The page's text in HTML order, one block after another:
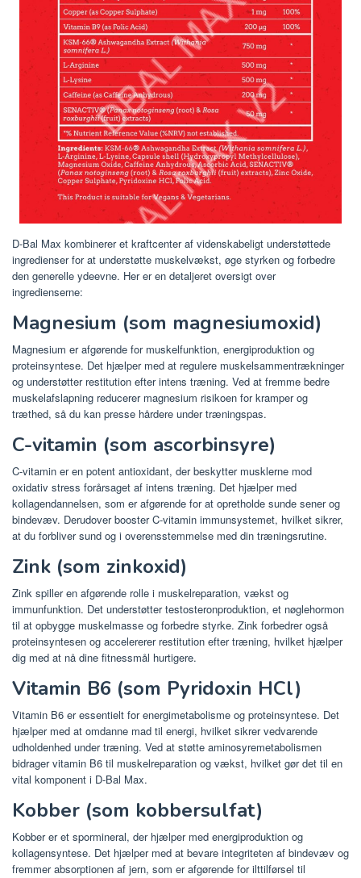
D-Bal Max kombinerer et kraftcenter af videnskabeligt understøttede
ingredienser for at understøtte muskelvækst, øge styrken og forbedre
den generelle ydeevne. Her er en detaljeret oversigt over
ingredienserne:
Magnesium (som magnesiumoxid)
Magnesium er afgørende for muskelfunktion, energiproduktion og
proteinsyntese. Det hjælper med at regulere muskelsammentrækninger
og understøtter restitution efter intens træning. Ved at fremme bedre
muskelafslapning reducerer magnesium risikoen for kramper og
træthed, så du kan presse hårdere under træningspas.
C-vitamin (som ascorbinsyre)
C-vitamin er en potent antioxidant, der beskytter musklerne mod
oxidativ stress forårsaget af intens træning. Det hjælper med
kollagendannelsen, som er afgørende for at opretholde sunde sener og
bindevæv. Derudover booster C-vitamin immunsystemet, hvilket sikrer,
at du forbliver sund og i overensstemmelse med din træningsrutine.
Zink (som zinkoxid)
Zink spiller en afgørende rolle i muskelreparation, vækst og
immunfunktion. Det understøtter testosteronproduktion, et nøglehormon
til at opbygge muskelmasse og forbedre styrke. Zink forbedrer også
proteinsyntesen og accelererer restitution efter træning, hvilket hjælper
dig med at nå dine fitnessmål hurtigere.
Vitamin B6 (som Pyridoxin HCl)
Vitamin B6 er essentielt for energimetabolisme og proteinsyntese. Det
hjælper med at omdanne mad til energi, hvilket sikrer vedvarende
udholdenhed under træning. Ved at støtte aminosyremetabolismen
bidrager vitamin B6 til muskelreparation og vækst, hvilket gør det til en
vital komponent i D-Bal Max.
Kobber (som kobbersulfat)
Kobber er et spormineral, der hjælper med energiproduktion og
kollagensyntese. Det hjælper med at bevare integriteten af ​​bindevæv og
fremmer absorptionen af ​​jern, som er afgørende for ilttilførsel til